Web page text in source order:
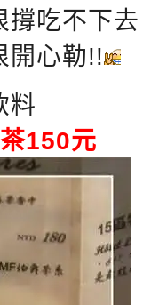
撐吃不下去
開心勒!!
料
150元